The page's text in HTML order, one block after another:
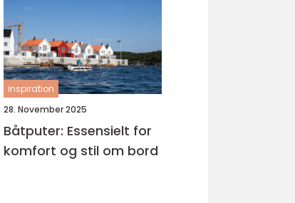
inspiration
28. November 2025
Båtputer: Essensielt for
komfort og stil om bord